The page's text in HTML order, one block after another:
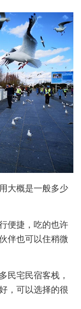
大概是一般多少
便捷，吃的也许
伴也可以住稍微
民宅民宿客栈，
，可以选择的很